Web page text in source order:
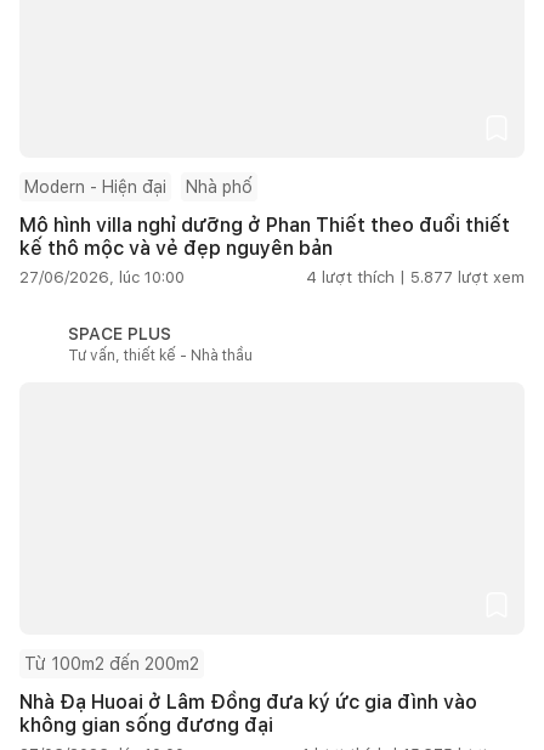
Modern - Hiện đại Nhà phố
Mô hình villa nghỉ dưỡng ở Phan Thiết theo đuổi thiết
kế thô mộc và vẻ đẹp nguyên bản
27/06/2026, lúc 10:00 4 lượt thích | 5.877 lượt xem
SPACE PLUS
Tư vấn, thiết kế - Nhà thầu
Từ 100m2 đến 200m2
Nhà Đạ Huoai ở Lâm Đồng đưa ký ức gia đình vào
không gian sống đương đại